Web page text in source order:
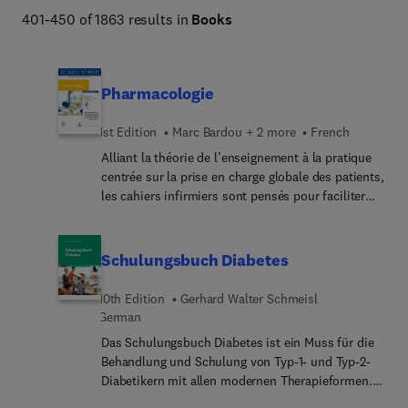
Planning, Midwifery, Leadership & Management, Nurse
401-450 of 1863 results in Books
Pharmacologie
1st Edition Marc Bardou + 2 more
French
Alliant la théorie de l’enseignement à la pratique
centrée sur la prise en charge globale des patients,
les cahiers infirmiers sont pensés pour faciliter
découpée en spécialités et cet ouvrage est
structuré selon le plan suivant :¿ Partie I -
Pharmacologie générale¿ Partie II - Classes de
médicaments¿ Partie III - Règles de prescription¿
l’acquisition des connaissances sont facilitées par
une présentation tout en couleurs, de nombreux
tableaux, illustrations, photographies et une série
Schulungsbuch Diabetes
10th Edition
Gerhard Walter Schmeisl
German
Das Schulungsbuch Diabetes ist ein Muss für die
Behandlung und Schulung von Typ-1- und Typ-2-
Diabetikern mit allen modernen Therapieformen.